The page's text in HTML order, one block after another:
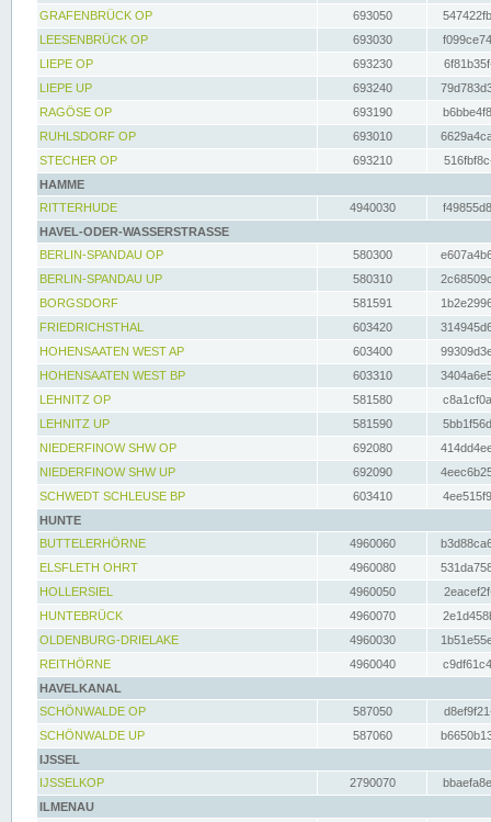
GRAFENBRÜCK OP
693050
LEESENBRÜCK OP
693030
LIEPE OP
693230
LIEPE UP
693240
RAGÖSE OP
693190
RUHLSDORF OP
693010
STECHER OP
693210
HAMME
RITTERHUDE
4940030
HAVEL-ODER-WASSERSTRASSE
BERLIN-SPANDAU OP
580300
BERLIN-SPANDAU UP
580310
BORGSDORF
581591
FRIEDRICHSTHAL
603420
HOHENSAATEN WEST AP
603400
HOHENSAATEN WEST BP
603310
LEHNITZ OP
581580
LEHNITZ UP
581590
NIEDERFINOW SHW OP
692080
NIEDERFINOW SHW UP
692090
SCHWEDT SCHLEUSE BP
603410
HUNTE
BUTTELERHÖRNE
4960060
ELSFLETH OHRT
4960080
HOLLERSIEL
4960050
HUNTEBRÜCK
4960070
OLDENBURG-DRIELAKE
4960030
REITHÖRNE
4960040
HAVELKANAL
SCHÖNWALDE OP
587050
SCHÖNWALDE UP
587060
IJSSEL
IJSSELKOP
2790070
ILMENAU